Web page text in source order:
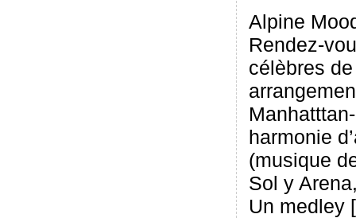
Alpine
Rendez-
célèbres
harmonie
(musique
Sol y
Un medley